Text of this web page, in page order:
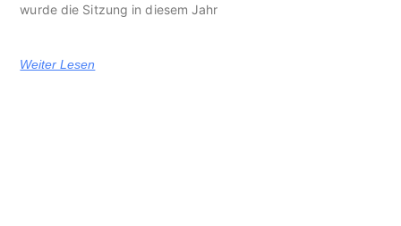
wurde die Sitzung in diesem Jahr
Weiter Lesen